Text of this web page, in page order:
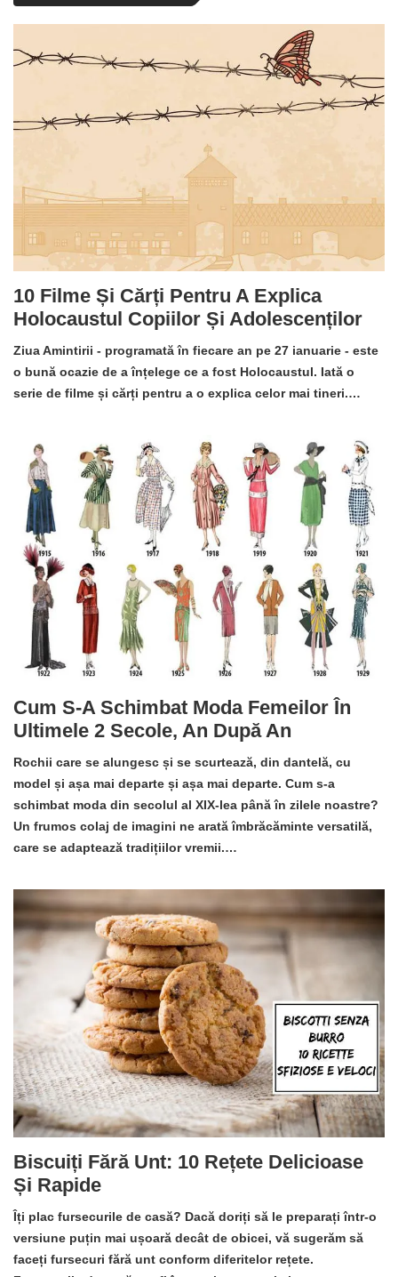
10 Filme Și Cărți Pentru A Explica
Holocaustul Copiilor Și Adolescenților
Ziua Amintirii - programată în fiecare an pe 27 ianuarie - este
o bună ocazie de a înțelege ce a fost Holocaustul. Iată o
serie de filme și cărți pentru a o explica celor mai tineri.…
Cum S-A Schimbat Moda Femeilor În
Ultimele 2 Secole, An După An
Rochii care se alungesc și se scurtează, din dantelă, cu
model și așa mai departe și așa mai departe. Cum s-a
schimbat moda din secolul al XIX-lea până în zilele noastre?
Un frumos colaj de imagini ne arată îmbrăcăminte versatilă,
care se adaptează tradițiilor vremii.…
Biscuiți Fără Unt: 10 Rețete Delicioase
Și Rapide
Îți plac fursecurile de casă? Dacă doriți să le preparați într-o
versiune puțin mai ușoară decât de obicei, vă sugerăm să
faceți fursecuri fără unt conform diferitelor rețete.